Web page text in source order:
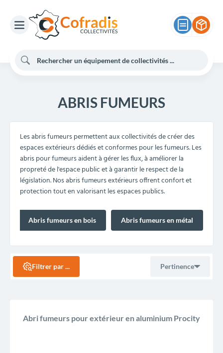
ABRIS FUMEURS
Les abris fumeurs permettent aux collectivités de créer des
espaces extérieurs dédiés et conformes pour les fumeurs. Les
abris pour fumeurs aident à gérer les flux, à améliorer la
propreté de l'espace public et à garantir le respect de la
législation. Nos abris fumeurs extérieurs offrent confort et
protection tout en valorisant les espaces publics.
Abris fumeurs en bois Abris fumeurs en métal
Filtrer par ... Pertinence
Pertinence
Abri fumeurs pour extérieur en aluminium Procity